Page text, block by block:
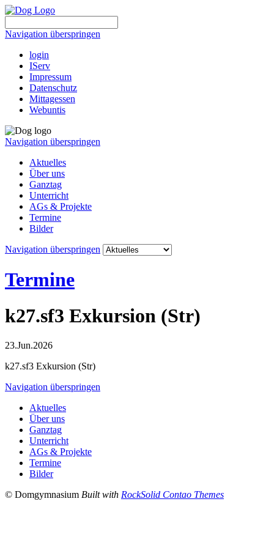
Navigation überspringen
login
IServ
Impressum
Datenschutz
Mittagessen
Webuntis
Navigation überspringen
Aktuelles
Über uns
Ganztag
Unterricht
AGs & Projekte
Termine
Bilder
Navigation überspringen
Termine
k27.sf3 Exkursion (Str)
23.Jun.2026
k27.sf3 Exkursion (Str)
Navigation überspringen
Aktuelles
Über uns
Ganztag
Unterricht
AGs & Projekte
Termine
Bilder
© Domgymnasium Built with RockSolid Contao Themes